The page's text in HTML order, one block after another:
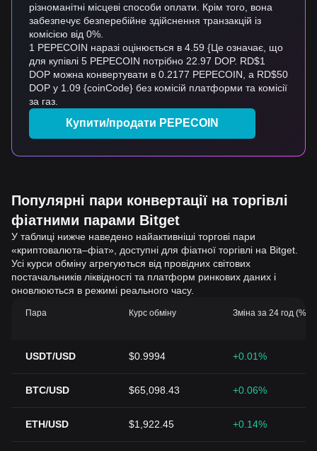
різноманітні місцеві способи оплати. Крім того, вона
забезпечує безперебійне здійснення транзакцій із
комісією від 0%.
1 PEPECOIN наразі оцінюється в 4.59 {Це означає, що
для купівлі 5 PEPECOIN потрібно 22.97 DOP. RD$1
DOP можна конвертувати в 0.2177 PEPECOIN, а RD$50
DOP у 1.09 {coinCode} без комісій платформи та комісії
за газ.
Купити/продати PEPECOIN
Популярні пари конвертації на торгівлі
фіатними парами Bitget
У таблиці нижче наведено найактивніші торгові пари
«криптовалюта–фіат», доступні для фіатної торгівлі на Bitget.
Усі курси обміну агрегуються від провідних світових
постачальників ліквідності та платформ ринкових даних і
оновлюються в режимі реального часу.
Пара Курс обміну Зміна за 24 год (%)
USDT/USD $0.9994 +0.01%
BTC/USD $65,098.43 +0.06%
ETH/USD $1,922.45 +0.14%